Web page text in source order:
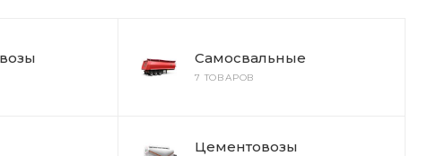
Самосвальные
7 ТОВАРОВ
Цементовозы